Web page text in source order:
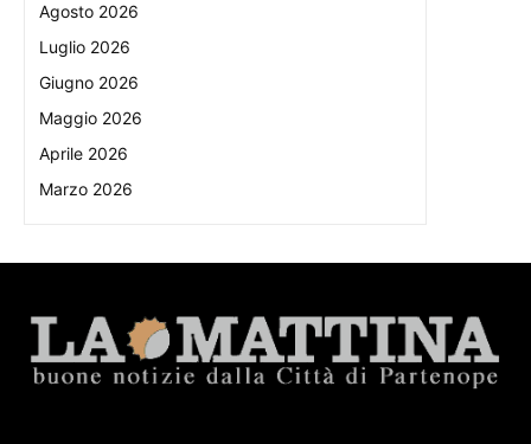
Agosto 2026
Luglio 2026
Giugno 2026
Maggio 2026
Aprile 2026
Marzo 2026